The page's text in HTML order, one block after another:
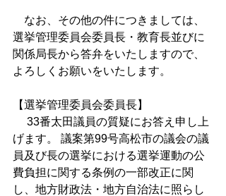
なお、その他の件につきましては、
選挙管理委員会委員長・教育長並びに
関係局長から答弁をいたしますので、
よろしくお願いをいたします。
【選挙管理委員会委員長】
33番太田議員の質疑にお答え申し上
げます。 議案第99号高松市の議会の議
員及び長の選挙における選挙運動の公
費負担に関する条例の一部改正に関
し、地方財政法・地方自治法に照らし